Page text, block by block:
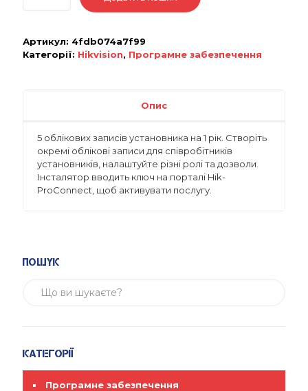
Артикул: 4fdb074a7f99
Категорії: Hikvision, Програмне забезпечення
Опис
5 облікових записів установника на 1 рік. Створіть
окремі облікові записи для співробітників
установників, налаштуйте різні ролі та дозволи.
Інсталятор вводить ключ на порталі Hik-
ProConnect, щоб активувати послугу.
Пошук
Категорії
Програмне забезпечення